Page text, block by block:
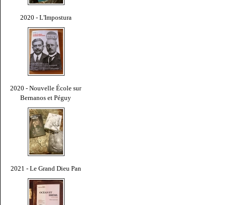
2020 - L'Impostura
2020 - Nouvelle École sur
Bernanos et Péguy
2021 - Le Grand Dieu Pan